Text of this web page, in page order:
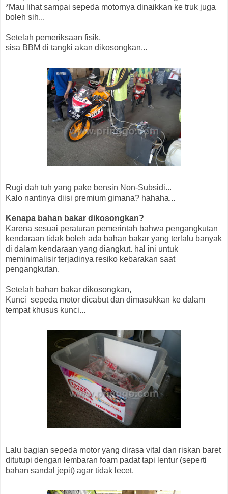
*Mau lihat sampai sepeda motornya dinaikkan ke truk juga
boleh sih...
Setelah pemeriksaan fisik,
sisa BBM di tangki akan dikosongkan...
Rugi dah tuh yang pake bensin Non-Subsidi...
Kalo nantinya diisi premium gimana? hahaha...
Kenapa bahan bakar dikosongkan?
Karena sesuai peraturan pemerintah bahwa pengangkutan
kendaraan tidak boleh ada bahan bakar yang terlalu banyak
di dalam kendaraan yang diangkut. hal ini untuk
meminimalisir terjadinya resiko kebarakan saat
pengangkutan.
Setelah bahan bakar dikosongkan,
Kunci sepeda motor dicabut dan dimasukkan ke dalam
tempat khusus kunci...
Lalu bagian sepeda motor yang dirasa vital dan riskan baret
ditutupi dengan lembaran foam padat tapi lentur (seperti
bahan sandal jepit) agar tidak lecet.